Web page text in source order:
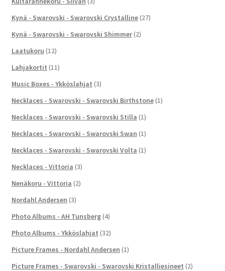
Kynä - Swarovski - Swarovski Crystalline (27)
Kynä - Swarovski - Swarovski Shimmer (2)
Laatukoru (12)
Lahjakortit (11)
Music Boxes - Ykköslahjat (3)
Necklaces - Swarovski - Swarovski Birthstone (1)
Necklaces - Swarovski - Swarovski Stilla (1)
Necklaces - Swarovski - Swarovski Swan (1)
Necklaces - Swarovski - Swarovski Volta (1)
Necklaces - Vittoria (3)
Nenäkoru - Vittoria (2)
Nordahl Andersen (3)
Photo Albums - AH Tunsberg (4)
Photo Albums - Ykköslahjat (32)
Picture Frames - Nordahl Andersen (1)
Picture Frames - Swarovski - Swarovski Kristalliesineet (2)